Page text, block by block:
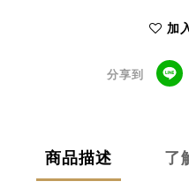
加
分享到
商品描述 了